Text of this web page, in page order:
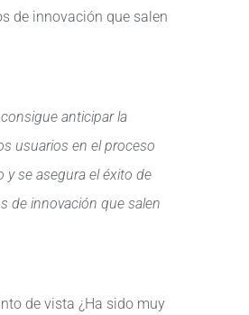
de innovación que salen
anticipar la
usuarios en el proceso
y se asegura el éxito de
de innovación que salen
de vista ¿Ha sido muy